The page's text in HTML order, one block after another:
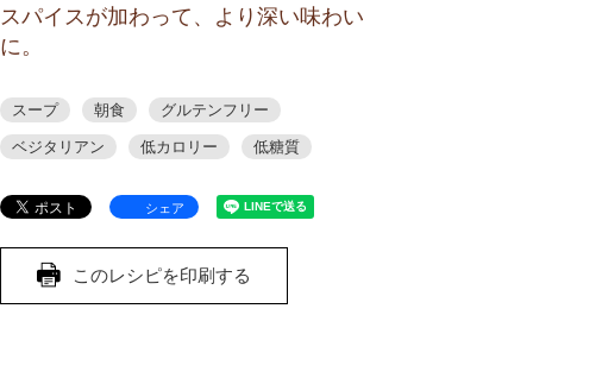
スパイスが加わって、より深い味わい
に。
スープ 朝食 グルテンフリー
ベジタリアン 低カロリー 低糖質
シェア
このレシピを印刷する